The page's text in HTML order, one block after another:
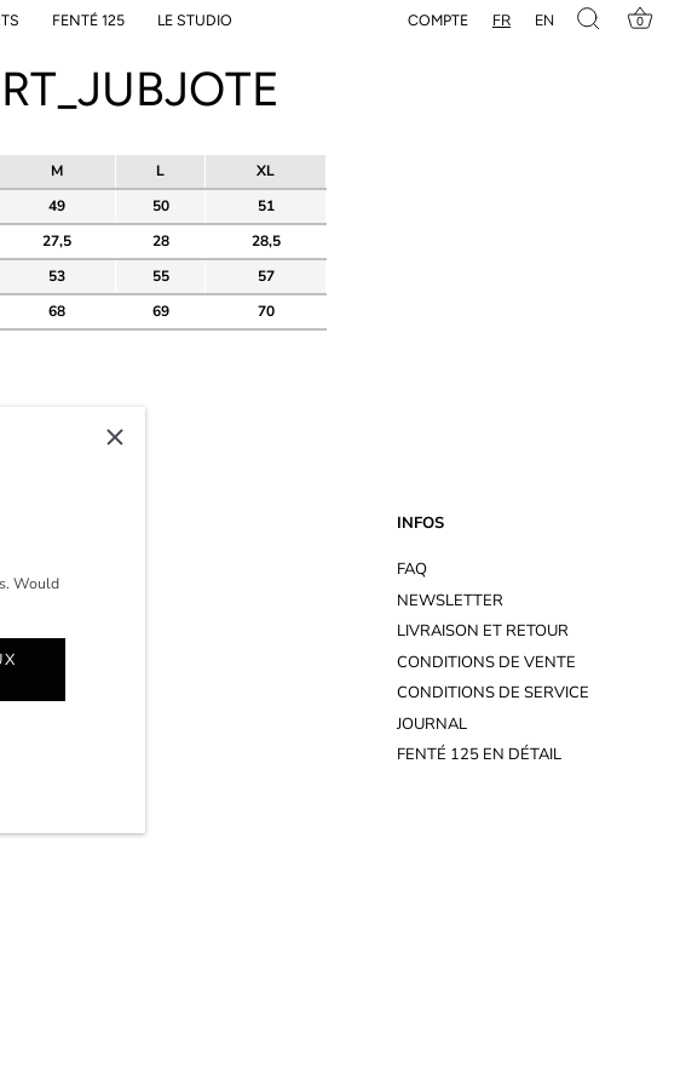
FENTÉ 125 LE STUDIO COMPTE FR EN 0
M L
XL
49 50
51
27,5 28
28,5
53 55
57
68 69 70
AU STUDIO
INFOS
FAQ
NEWSLETTER
LIVRAISON ET RETOUR
CONDITIONS DE VENTE
CONDITIONS DE SERVICE
JOURNAL
FENTÉ 125 EN DÉTAIL
Would